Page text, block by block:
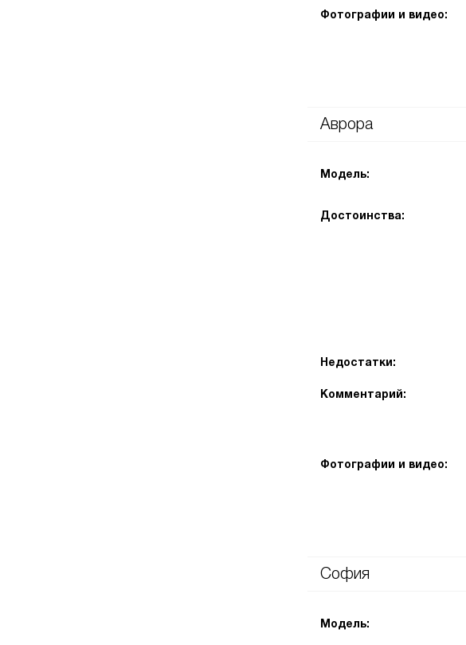
Фотографии и видео:
Аврора
Модель:
Достоинства:
Недостатки:
Комментарий:
Фотографии и видео:
София
Модель: